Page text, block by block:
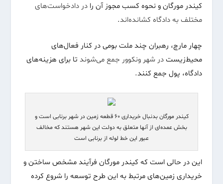
کیندر مورگان و نحوه کسب مجوز آن رادر دادخواست‌های
مختلف به دادگاه کشانده‌اند.
چهار مارچ، رهبران چند ملت بومی در کنار فعال‌های
محیط‌زیستدر شهر ونکوور جمع می‌شوند تا برای هزینه‌های
دادگاه، پول جمع کنند.
کیندر مورگان بدنبال خریداری ۶۰ قطعه زمین در شهر برنابی است و
بخش عمده‌ای از آنها متعلق به دولت این شهر هستند که مخالف
عبور این خط لوله از برنابی است
این در حالی است که کیندر مورگان فرآیند مشخص ساختن و
خریداری زمین‌های مرتبط به این طرح توسعه را شروع کرده